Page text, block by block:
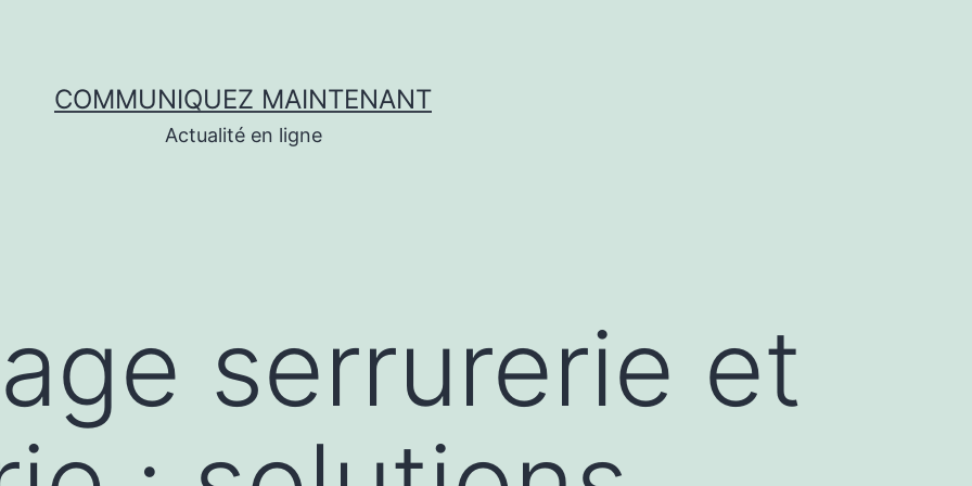
COMMUNIQUEZ MAINTENANT
Actualité en ligne
serrurerie et